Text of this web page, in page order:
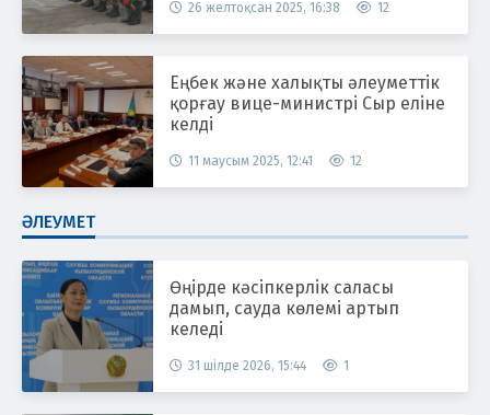
26 желтоқсан 2025, 16:38 12
Еңбек және халықты әлеуметтік
қорғау вице-министрі Сыр еліне
келді
11 маусым 2025, 12:41 12
ӘЛЕУМЕТ
Өңірде кәсіпкерлік саласы
дамып, сауда көлемі артып
келеді
31 шілде 2026, 15:44 1